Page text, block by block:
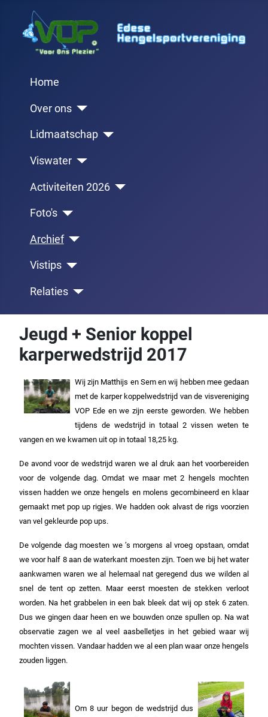
Home
Over ons
Lidmaatschap
Viswater
Activiteiten 2026
Foto's
Archief
Vistips
Relaties
Jeugd + Senior koppel
karperwedstrijd 2017
Wij zijn Matthijs en Sem en wij hebben mee gedaan
met de karper koppelwedstrijd van de visvereniging
VOP Ede en we zijn eerste geworden. We hebben
tijdens de wedstrijd in totaal 2 vissen weten te
vangen en we kwamen uit op in totaal 18,25 kg.
De avond voor de wedstrijd waren we al druk aan het voorbereiden
voor de volgende dag. Omdat we maar met 2 hengels mochten
vissen hadden we onze hengels en molens gecombineerd en klaar
gemaakt met pop up rigjes. We hadden ook alvast de rigs voorzien
van vel gekleurde pop ups.
De volgende dag moesten we ’s morgens al vroeg opstaan, omdat
we voor half 8 aan de waterkant moesten zijn. Toen we bij het water
aankwamen waren we al helemaal nat geregend dus we wilden al
snel de tent op zetten. Maar eerst moesten de stekken verloot
worden. Na het grabbelen in een bak bleek dat wij op stek 6 zaten.
Dus we gingen daar heen en we bouwden onze spullen op. Na wat
observatie zagen we al veel aasbelletjes in het gebied waar wij
mochten vissen. Vandaar hadden we al een plan waar onze hengels
zouden liggen.
Om 8 uur begon de wedstrijd dus